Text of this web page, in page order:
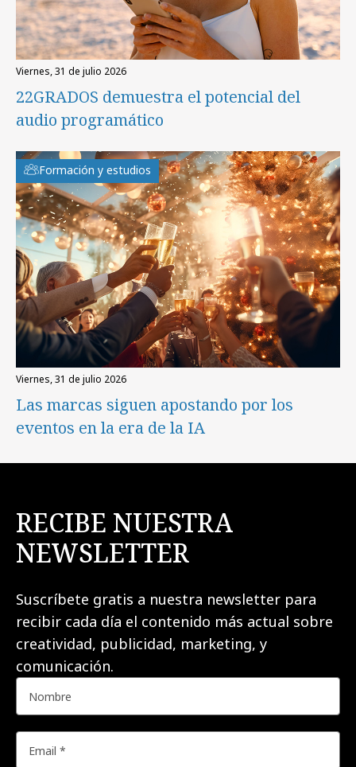
viernes, 31 de julio 2026
22GRADOS demuestra el potencial del
audio programático
Formación y estudios
viernes, 31 de julio 2026
Las marcas siguen apostando por los
eventos en la era de la IA
RECIBE NUESTRA
NEWSLETTER
Suscríbete gratis a nuestra newsletter para
recibir cada día el contenido más actual sobre
creatividad, publicidad, marketing, y
comunicación.